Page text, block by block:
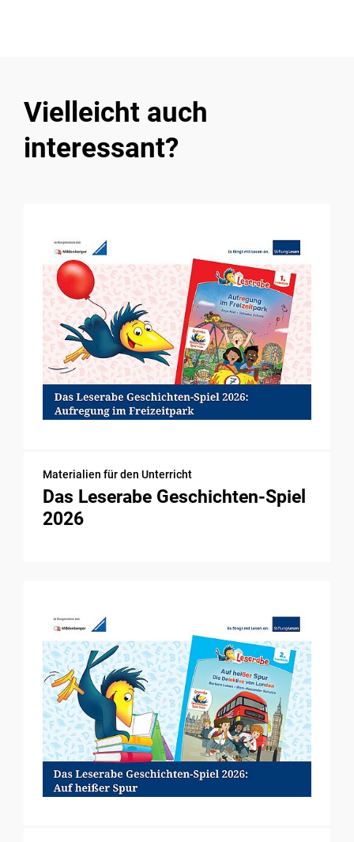
Vielleicht auch
interessant?
Materialien für den Unterricht
Das Leserabe Geschichten-Spiel
2026